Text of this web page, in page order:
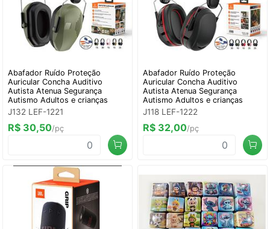
Abafador Ruído Proteção
Auricular Concha Auditivo
Autista Atenua Segurança
Autismo Adultos e crianças
J132 LEF-1221
R$ 30,50/pç
Abafador Ruído Proteção
Auricular Concha Auditivo
Autista Atenua Segurança
Autismo Adultos e crianças
J118 LEF-1222
R$ 32,00/pç